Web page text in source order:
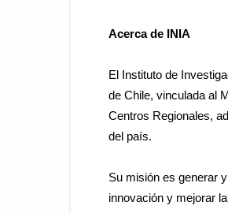
Acerca de INIA
El Instituto de
de Chile, vinculada al
Centros Regionales,
del país.
Su misión es generar
innovación y mejorar